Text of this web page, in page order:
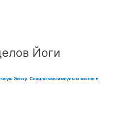
Йоги
Эпоху. Сохранения импульса жизни и